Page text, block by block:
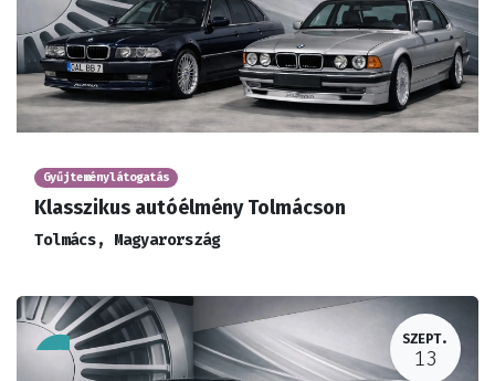
Gyűjteménylátogatás
Klasszikus autóélmény Tolmácson
Tolmács, Magyarország
SZEPT.
13